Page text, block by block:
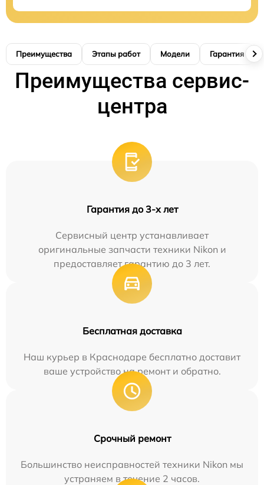
Преимущества Этапы работ Модели Гарантия
Преимущества сервис-
центра
Гарантия до 3-х лет
Сервисный центр устанавливает
оригинальные запчасти техники Nikon и
предоставляет гарантию до 3 лет.
Бесплатная доставка
Наш курьер в Краснодаре бесплатно доставит
ваше устройство на ремонт и обратно.
Срочный ремонт
Большинство неисправностей техники Nikon мы
устраняем в течение 2 часов.